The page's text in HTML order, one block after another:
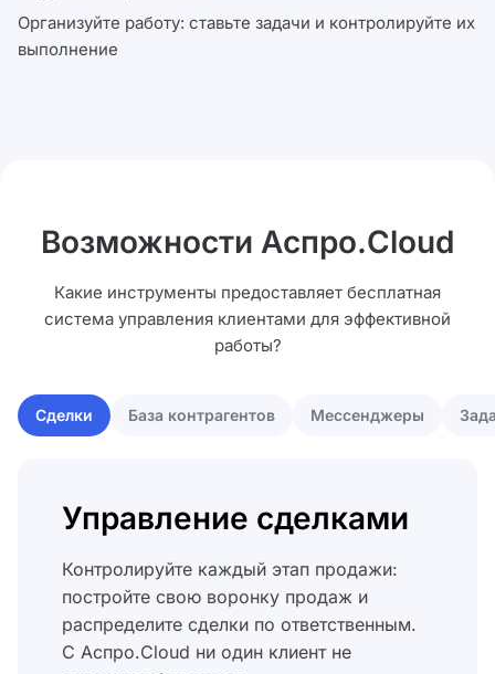
Организуйте работу: ставьте задачи и контролируйте их
выполнение
Возможности Аспро.Cloud
Какие инструменты предоставляет бесплатная
система управления клиентами для эффективной
работы?
Сделки База контрагентов Мессенджеры
Управление сделками
Контролируйте каждый этап продажи:
постройте свою воронку продаж и
распределите сделки по ответственным.
С Аспро.Cloud ни один клиент не